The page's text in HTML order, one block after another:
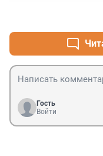
Гость
Войти